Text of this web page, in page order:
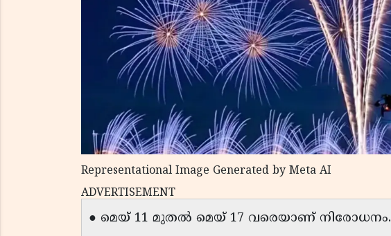
Representational Image Generated by Meta AI
ADVERTISEMENT
● മെയ് 11 മുതൽ മെയ് 17 വരെയാണ് നിരോധനം.